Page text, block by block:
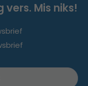
Mis niks!